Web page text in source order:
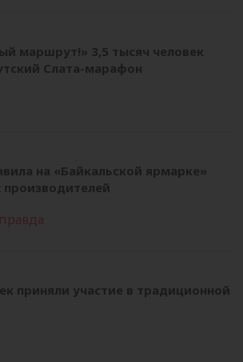
маршрут!» 3,5 тысяч человек
Слата-марафон
на «Байкальской ярмарке»
приняли участие в традиционной